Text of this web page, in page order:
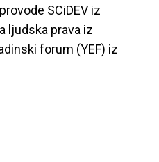
SCiDEV iz
ljudska prava iz
forum (YEF) iz